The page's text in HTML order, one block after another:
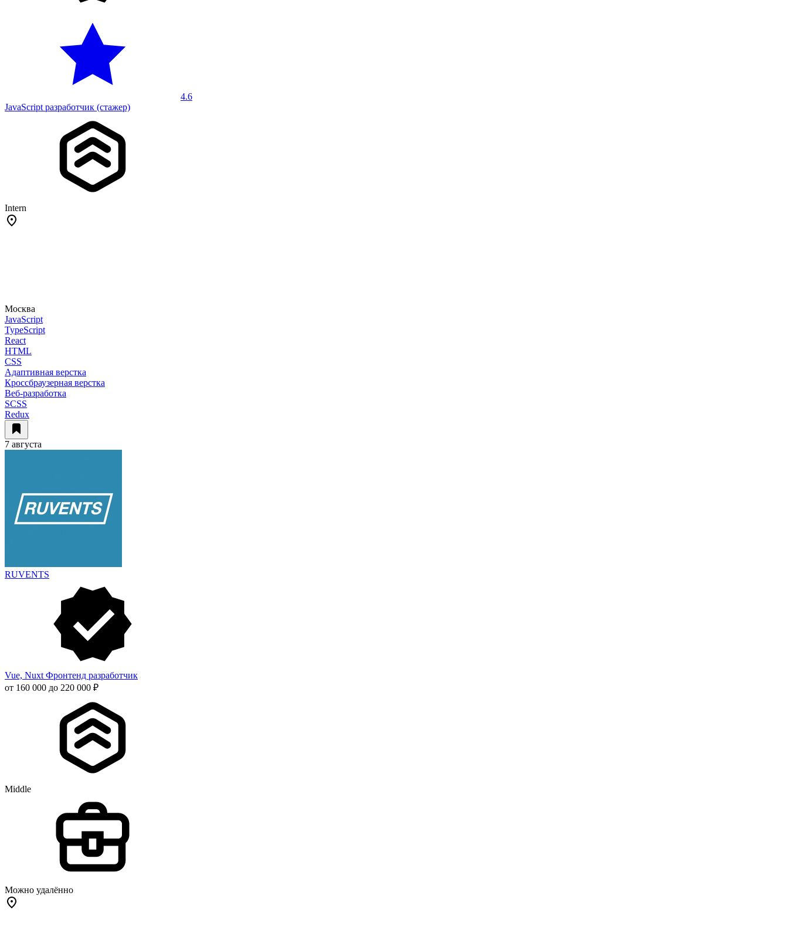
4.6
JavaScript разработчик (стажер)
Intern
Москва
JavaScript
TypeScript
React
HTML
CSS
Адаптивная верстка
Кроссбраузерная верстка
Веб-разработка
SCSS
Redux
7 августа
RUVENTS
Vue, Nuxt Фронтенд разработчик
от 160 000 до 220 000 ₽
Middle
Можно удалённо